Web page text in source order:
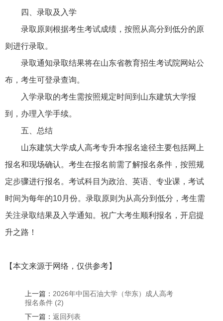
四、录取及入学
录取原则根据考生考试成绩，按照从高分到低分的原
则进行录取。
录取通知录取结果将在山东省教育招生考试院网站公
布，考生可登录查询。
入学录取的考生需按照规定时间到山东建筑大学报
到，办理入学手续。
五、总结
山东建筑大学成人高考专升本报名途径主要包括网上
报名和现场确认。考生在报名前需了解报名条件，按照规
定步骤进行报名。考试科目为政治、英语、专业课，考试
时间为每年的10月份。录取原则为从高分到低分，考生需
关注录取结果及入学通知。祝广大考生顺利报名，开启提
升之路！
【本文来源于网络，仅供参考】
上一篇： 2026年中国石油大学（华东）成人高考
报名条件 (2)
下一篇： 返回列表